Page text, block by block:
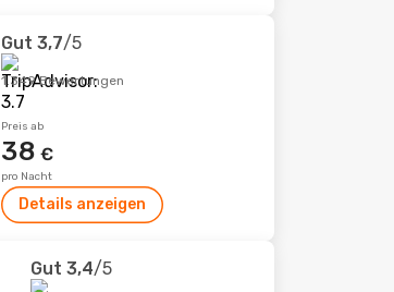
Gut 3,7/5
1.349 Bewertungen
Preis ab
38 €
pro Nacht
Details anzeigen
Gut 3,4/5